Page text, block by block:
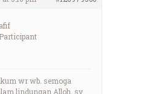
afif
Participant
wr wb. semoga
lindungan Alloh. sy